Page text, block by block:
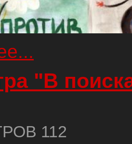
"В
112